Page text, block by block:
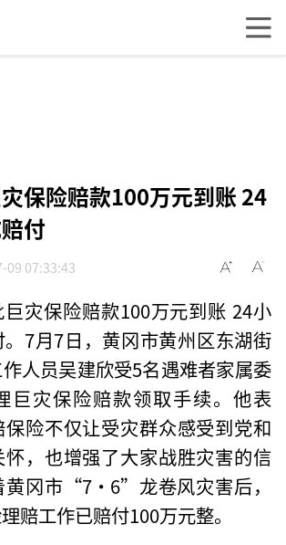
保险赔款100万元到账 24
付
09 07:33:43
灾保险赔款100万元到账 24小
7月7日，黄冈市黄州区东湖街
人员吴建欣受5名遇难者家属委
巨灾保险赔款领取手续。他表
险不仅让受灾群众感受到党和
，也增强了大家战胜灾害的信
黄冈市“7·6”龙卷风灾害后，
赔工作已赔付100万元整。